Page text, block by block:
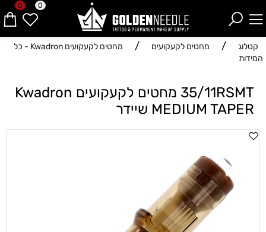
0 0
קטלוג / מחטים לקעקועים /
מחטים לקעקועים Kwadron - כל
המידות
35/11RSMT מחטים לקעקועים Kwadron
MEDIUM TAPER שיידר